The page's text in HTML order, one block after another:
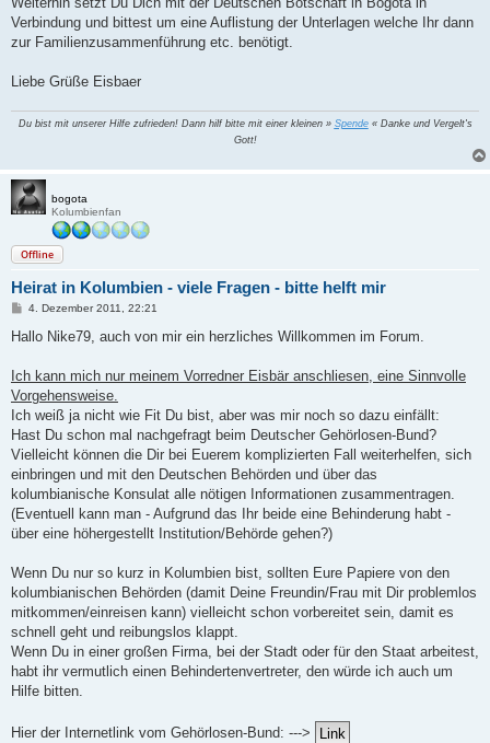
Verbindung und bittest um eine Auflistung der Unterlagen welche Ihr dann
zur Familienzusammenführung etc. benötigt.
Liebe Grüße Eisbaer
Du bist mit unserer Hilfe zufrieden! Dann hilf bitte mit einer kleinen » Spende« Danke und Vergelt's
Gott!
bogota
Kolumbienfan
Offline
Heirat in Kolumbien - viele Fragen - bitte helft mir
B
i
a
g
4. Dezember 2011, 22:21
Hallo Nike79, auch von mir ein herzliches Willkommen im Forum.
Ich kann mich nur meinem Vorredner Eisbär anschliesen, eine Sinnvolle
Vorgehensweise.
Ich weiß ja nicht wie Fit Du bist, aber was mir noch so dazu einfällt:
Hast Du schon mal nachgefragt beim Deutscher Gehörlosen-Bund?
Vielleicht können die Dir bei Euerem komplizierten Fall weiterhelfen, sich
einbringen und mit den Deutschen Behörden und über das
kolumbianische Konsulat alle nötigen Informationen zusammentragen.
(Eventuell kann man - Aufgrund das Ihr beide eine Behinderung habt -
über eine höhergestellt Institution/Behörde gehen?)
Wenn Du nur so kurz in Kolumbien bist, sollten Eure Papiere von den
kolumbianischen Behörden (damit Deine Freundin/Frau mit Dir problemlos
mitkommen/einreisen kann) vielleicht schon vorbereitet sein, damit es
schnell geht und reibungslos klappt.
Wenn Du in einer großen Firma, bei der Stadt oder für den Staat arbeitest,
habt ihr vermutlich einen Behindertenvertreter, den würde ich auch um
Hilfe bitten.
Hier der Internetlink vom Gehörlosen-Bund: --->